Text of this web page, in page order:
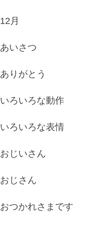
12月
あいさつ
ありがとう
いろいろな動作
いろいろな表情
おじいさん
おじさん
おつかれさまです